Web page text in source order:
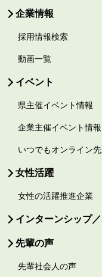
企業情報
採用情報検索
動画一覧
イベント
県主催イベント情報
企業主催イベント情報
いつでもオンライン
女性活躍
女性の活躍推進企業
インターンシップ
先輩の声
先輩社会人の声